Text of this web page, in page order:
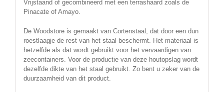
Vrijstaand of gecombineerd met een terrashaard zoals de
Pinacate of Amayo.
De Woodstore is gemaakt van Cortenstaal, dat door een dun
roestlaagje de rest van het staal beschermt. Het materiaal is
hetzelfde als dat wordt gebruikt voor het vervaardigen van
zeecontainers. Voor de productie van deze houtopslag wordt
dezelfde dikte van het staal gebruikt. Zo bent u zeker van de
duurzaamheid van dit product.